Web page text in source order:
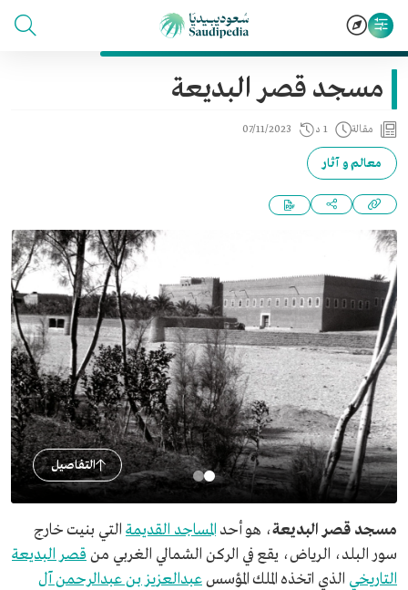
مسجد قصر البديعة
مقالة 1 د 07/11/2023
معالم و آثار
التفاصيل
مسجد قصر البديعة، هو أحد المساجد القديمة التي بنيت خارج
سور البلد، الرياض، يقع في الركن الشمالي الغربي من قصر البديعة
التاريخي الذي اتخذه الملك المؤسسعبدالعزيز بن عبدالرحمن آل